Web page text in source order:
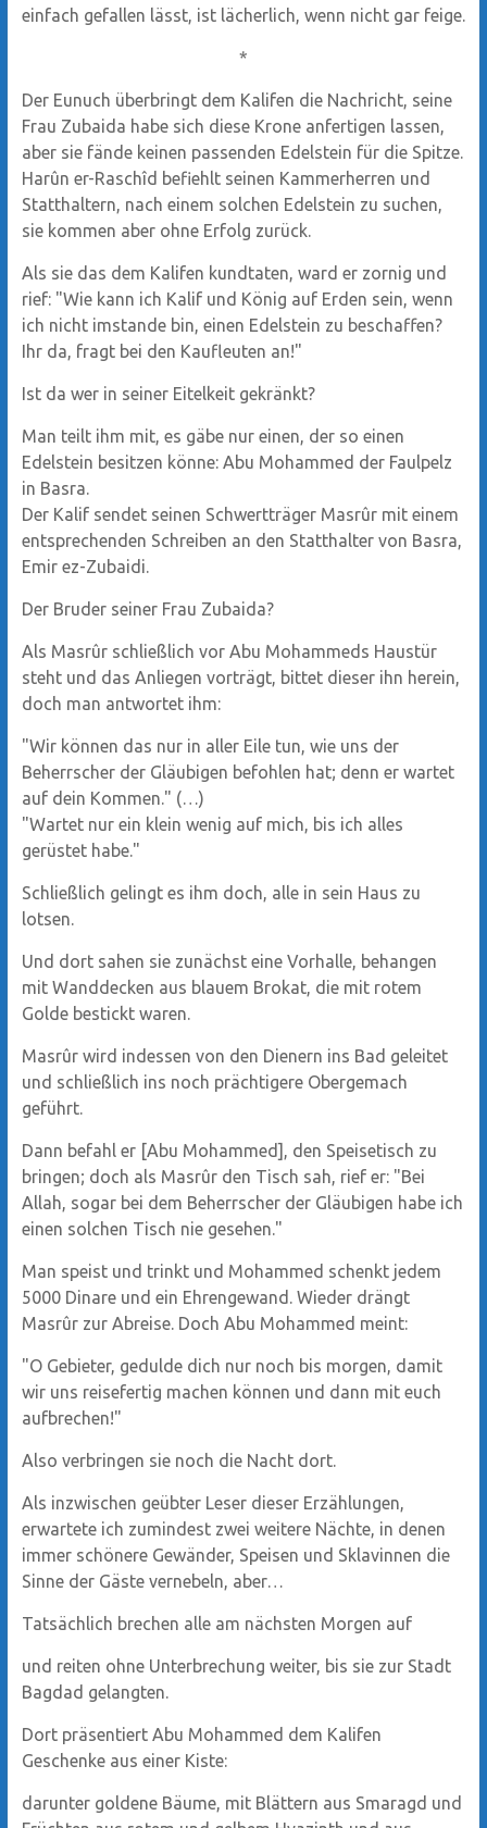
einfach gefallen lässt, ist lächerlich, wenn nicht gar feige.
*
Der Eunuch überbringt dem Kalifen die Nachricht, seine
Frau Zubaida habe sich diese Krone anfertigen lassen,
aber sie fände keinen passenden Edelstein für die Spitze.
Harûn er-Raschîd befiehlt seinen Kammerherren und
Statthaltern, nach einem solchen Edelstein zu suchen,
sie kommen aber ohne Erfolg zurück.
Als sie das dem Kalifen kundtaten, ward er zornig und
rief: "Wie kann ich Kalif und König auf Erden sein, wenn
ich nicht imstande bin, einen Edelstein zu beschaffen?
Ihr da, fragt bei den Kaufleuten an!"
Ist da wer in seiner Eitelkeit gekränkt?
Man teilt ihm mit, es gäbe nur einen, der so einen
Edelstein besitzen könne: Abu Mohammed der Faulpelz
in Basra.
Der Kalif sendet seinen Schwertträger Masrûr mit einem
entsprechenden Schreiben an den Statthalter von Basra,
Emir ez-Zubaidi.
Der Bruder seiner Frau Zubaida?
Als Masrûr schließlich vor Abu Mohammeds Haustür
steht und das Anliegen vorträgt, bittet dieser ihn herein,
doch man antwortet ihm:
"Wir können das nur in aller Eile tun, wie uns der
Beherrscher der Gläubigen befohlen hat; denn er wartet
auf dein Kommen." (…)
"Wartet nur ein klein wenig auf mich, bis ich alles
gerüstet habe."
Schließlich gelingt es ihm doch, alle in sein Haus zu
lotsen.
Und dort sahen sie zunächst eine Vorhalle, behangen
mit Wanddecken aus blauem Brokat, die mit rotem
Golde bestickt waren.
Masrûr wird indessen von den Dienern ins Bad geleitet
und schließlich ins noch prächtigere Obergemach
geführt.
Dann befahl er [Abu Mohammed], den Speisetisch zu
bringen; doch als Masrûr den Tisch sah, rief er: "Bei
Allah, sogar bei dem Beherrscher der Gläubigen habe ich
einen solchen Tisch nie gesehen."
Man speist und trinkt und Mohammed schenkt jedem
5000 Dinare und ein Ehrengewand. Wieder drängt
Masrûr zur Abreise. Doch Abu Mohammed meint:
"O Gebieter, gedulde dich nur noch bis morgen, damit
wir uns reisefertig machen können und dann mit euch
aufbrechen!"
Also verbringen sie noch die Nacht dort.
Als inzwischen geübter Leser dieser Erzählungen,
erwartete ich zumindest zwei weitere Nächte, in denen
immer schönere Gewänder, Speisen und Sklavinnen die
Sinne der Gäste vernebeln, aber…
Tatsächlich brechen alle am nächsten Morgen auf
und reiten ohne Unterbrechung weiter, bis sie zur Stadt
Bagdad gelangten.
Dort präsentiert Abu Mohammed dem Kalifen
Geschenke aus einer Kiste:
darunter goldene Bäume, mit Blättern aus Smaragd und